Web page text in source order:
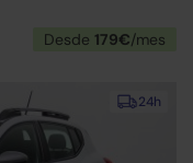
Desde 179€/mes
24h